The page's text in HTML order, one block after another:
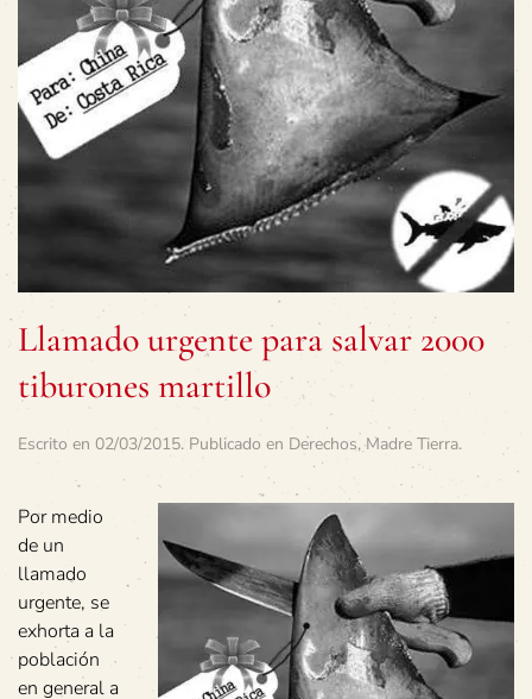
Llamado urgente para salvar 2000
tiburones martillo
Escrito en 02/03/2015. Publicado en Derechos,Madre Tierra.
Por medio
de un
llamado
urgente, se
exhorta a la
población
en general a